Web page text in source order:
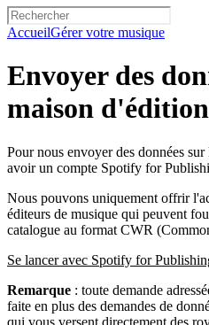
AccueilGérer votre musique
Envoyer des
maison
Pour nous envoyer des données
avoir un compte Spotify for
Nous pouvons uniquement offrir
éditeurs de musique qui peuvent
catalogue au format CWR
Se lancer avec Spotify for
Remarque : toute demande
faite en plus des demandes de
qui vous versent directement des